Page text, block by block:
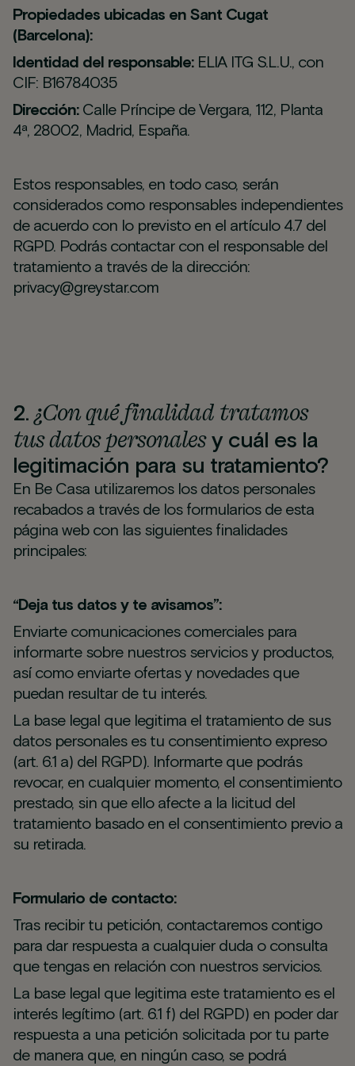
Propiedades ubicadas en Sant Cugat
(Barcelona):
Identidad del responsable:ELIA ITG S.L.U., con
CIF: B16784035
Dirección:Calle Príncipe de Vergara, 112, Planta
4ª, 28002, Madrid, España.
Estos responsables, en todo caso, serán
considerados como responsables independientes
de acuerdo con lo previsto en el artículo 4.7 del
RGPD. Podrás contactar con el responsable del
tratamiento a través de la dirección:
privacy@greystar.com
2.¿Con qué finalidad tratamos
tus datos personalesy cuál es la
legitimación para su tratamiento?
En Be Casa utilizaremos los datos personales
recabados a través de los formularios de esta
página web con las siguientes finalidades
principales:
“Deja tus datos y te avisamos”:
Enviarte comunicaciones comerciales para
informarte sobre nuestros servicios y productos,
así como enviarte ofertas y novedades que
puedan resultar de tu interés.
La base legal que legitima el tratamiento de sus
datos personales es tu consentimiento expreso
(art. 6.1 a) del RGPD). Informarte que podrás
revocar, en cualquier momento, el consentimiento
prestado, sin que ello afecte a la licitud del
tratamiento basado en el consentimiento previo a
su retirada.
Formulario de contacto:
Tras recibir tu petición, contactaremos contigo
para dar respuesta a cualquier duda o consulta
que tengas en relación con nuestros servicios.
La base legal que legitima este tratamiento es el
interés legítimo (art. 6.1 f) del RGPD) en poder dar
respuesta a una petición solicitada por tu parte
de manera que, en ningún caso, se podrá